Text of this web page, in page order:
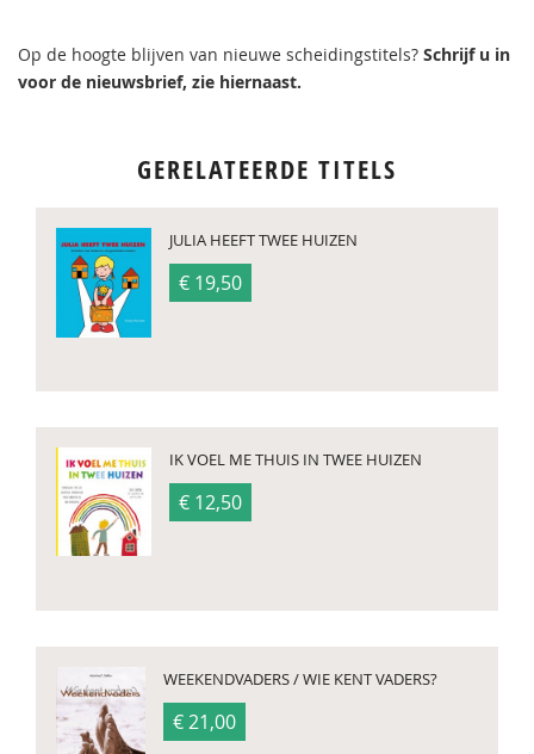
Op de hoogte blijven van nieuwe scheidingstitels? Schrijf u in
voor de nieuwsbrief, zie hiernaast.
GERELATEERDE TITELS
JULIA HEEFT TWEE HUIZEN
€ 19,50
IK VOEL ME THUIS IN TWEE HUIZEN
€ 12,50
WEEKENDVADERS / WIE KENT VADERS?
€ 21,00